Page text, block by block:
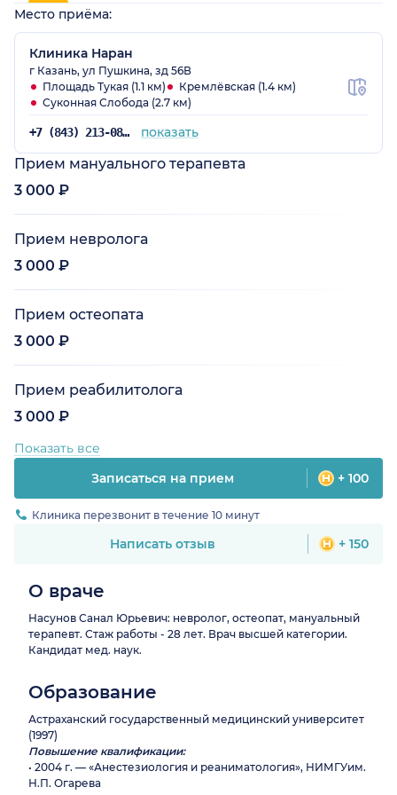
Место приёма:
Клиника Наран
г Казань, ул Пушкина, зд 56В
Площадь Тукая (1.1 км)
Кремлёвская (1.4 км)
Суконная Слобода (2.7 км)
+7 (843) 213-08-23 показать
Прием мануального терапевта
3 000 ₽
Прием невролога
3 000 ₽
Прием остеопата
3 000 ₽
Прием реабилитолога
3 000 ₽
Показать все
Записаться на прием
+ 100
Клиника перезвонит в течение 10 минут
Написать отзыв + 150
О враче
Насунов Санал Юрьевич: невролог, остеопат, мануальный
терапевт. Стаж работы - 28 лет. Врач высшей категории.
Кандидат мед. наук.
Образование
Астраханский государственный медицинский университет
(1997)
Повышение квалификации:
• 2004 г. — «Анестезиология и реаниматология», НИМГУим.
Н.П. Огарева